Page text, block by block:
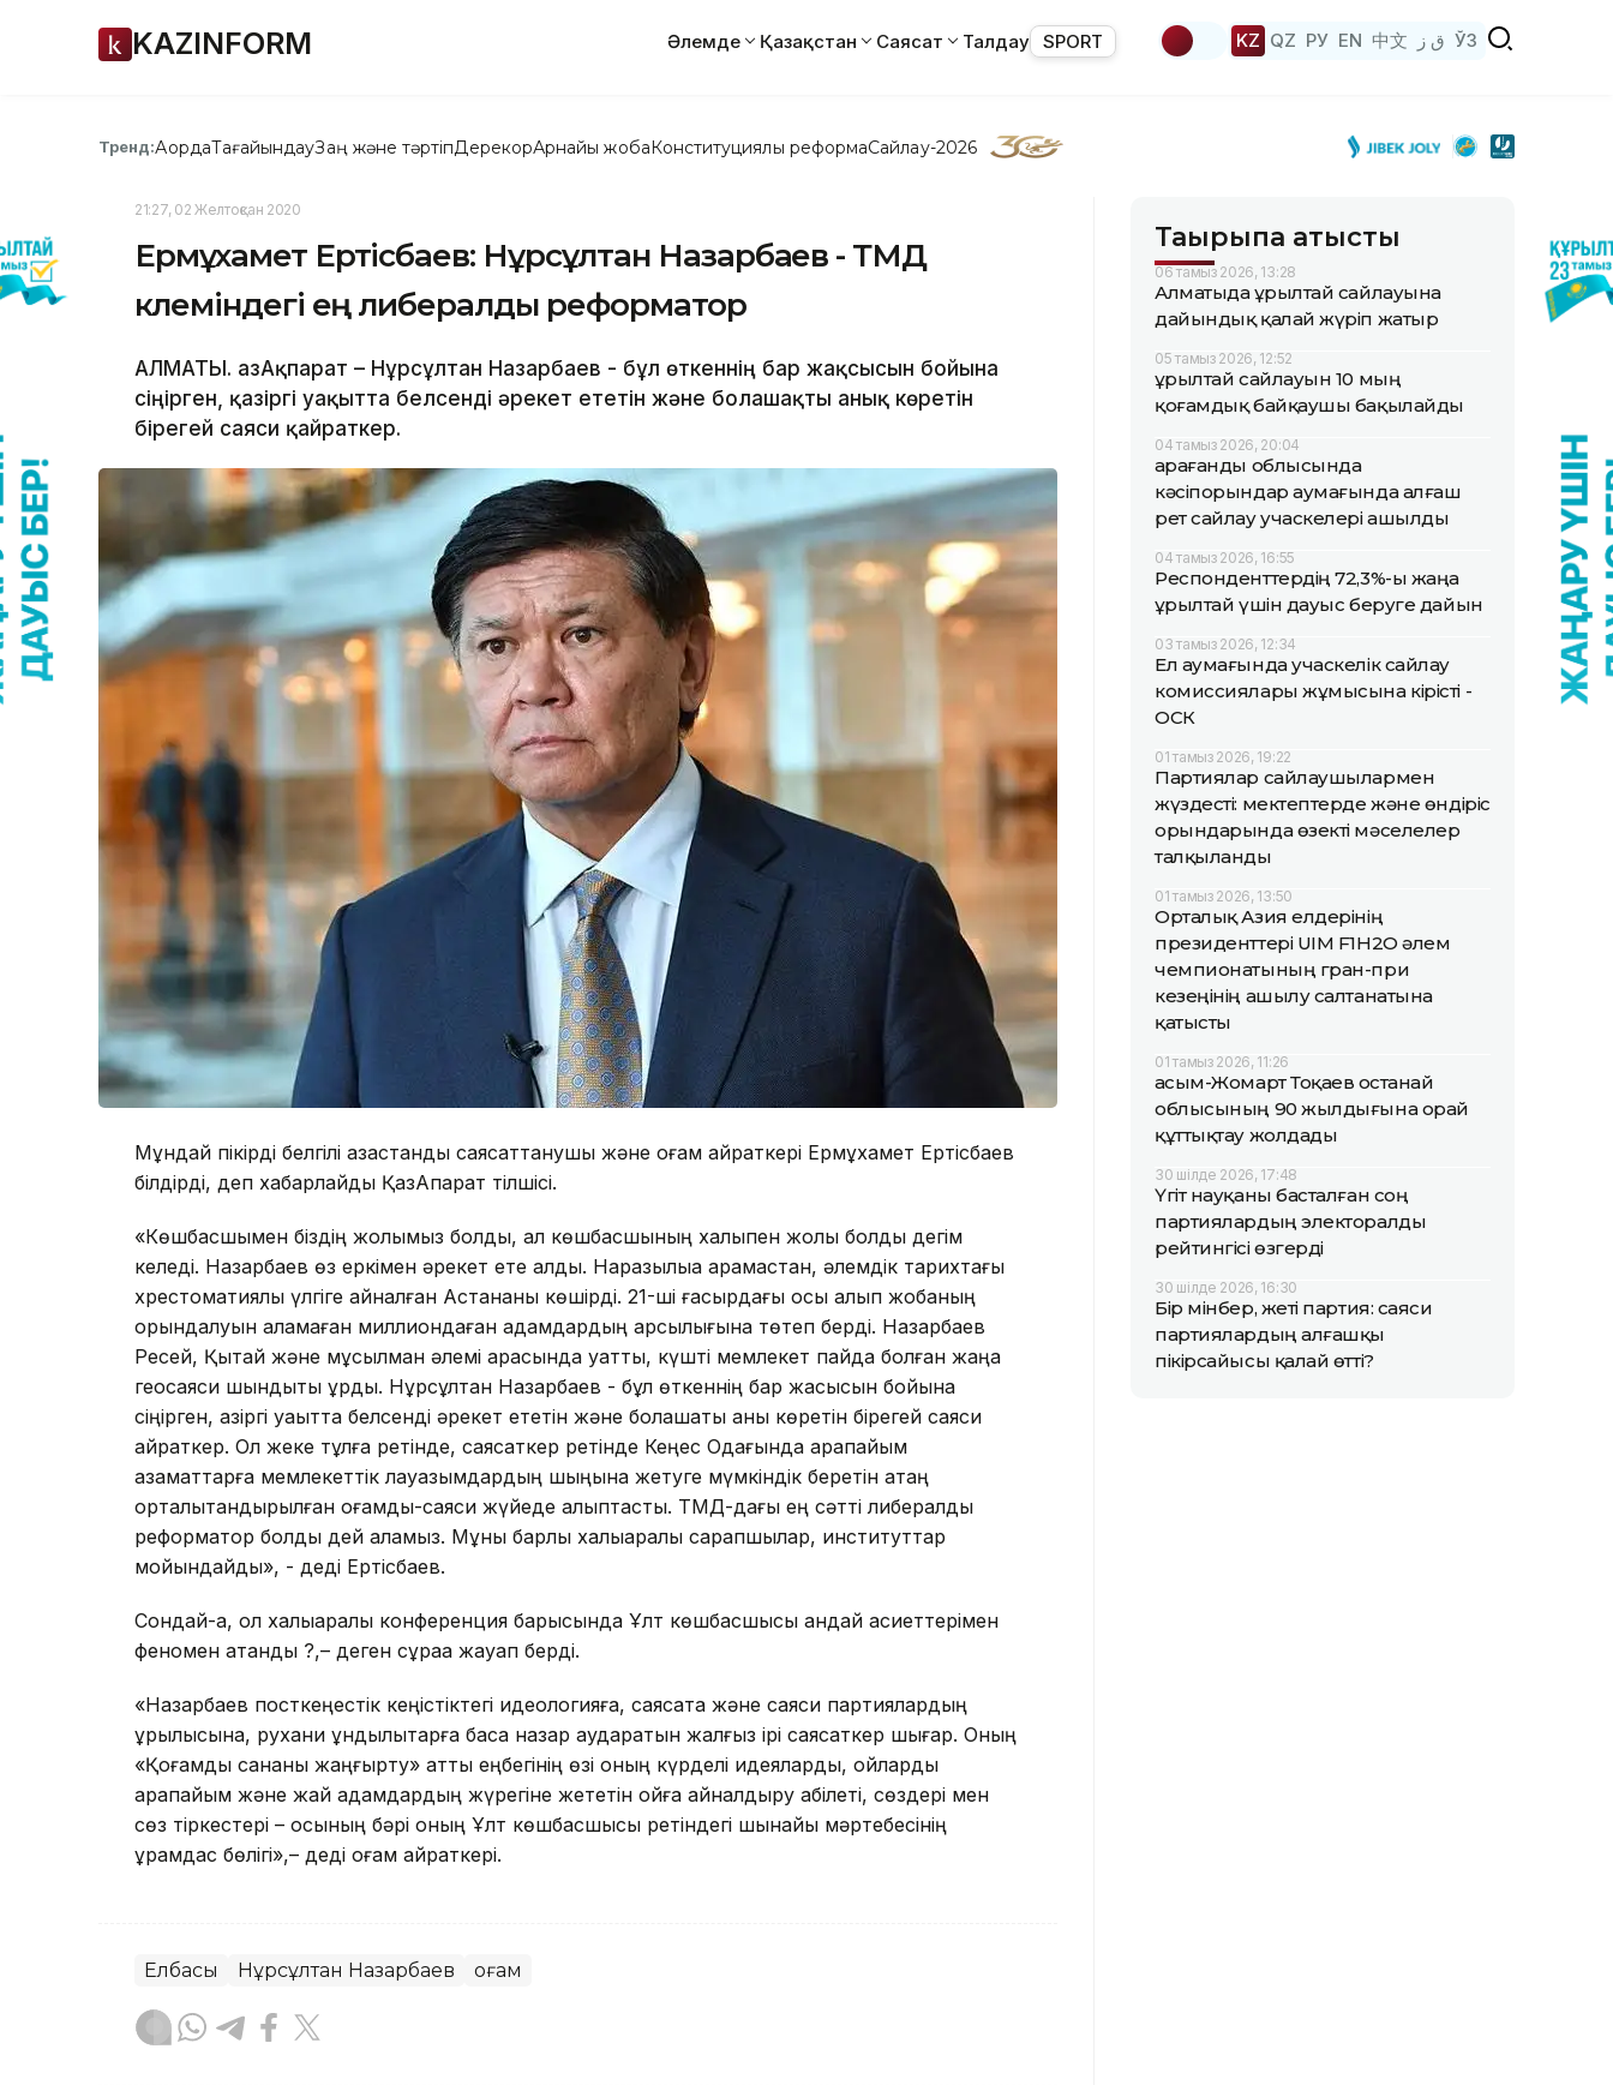
KAZINFORM Әлемде Қазақстан Саясат Талдау SPORT KZ QZ РУ EN 中文 ق ز ЎЗ
Тренд:АқордаТағайындауЗаң және тәртіпДерекқорАрнайы жобаКонституциялық реформаСайлау-2026
21:27, 02 Желтоқсан 2020
Ермұхамет Ертісбаев: Нұрсұлтан Назарбаев - ТМД
көлеміндегі ең либералды реформатор
АЛМАТЫ. ҚазАқпарат – Нұрсұлтан Назарбаев - бұл өткеннің бар жақсысын бойына
сіңірген, қазіргі уақытта белсенді әрекет ететін және болашақты анық көретін
бірегей саяси қайраткер.
Мұндай пікірді белгілі қазақстандық саясаттанушы және қоғам қайраткері Ермұхамет Ертісбаев
білдірді, деп хабарлайды ҚазАқпарат тілшісі.
«Көшбасшымен біздің жолымыз болды, ал көшбасшының халықпен жолы болды дегім
келеді. Назарбаев өз еркімен әрекет ете алды. Наразылыққа қарамастан, әлемдік тарихтағы
хрестоматиялық үлгіге айналған Астананы көшірді. 21-ші ғасырдағы осы алып жобаның
орындалуын қаламаған миллиондаған адамдардың қарсылығына төтеп берді. Назарбаев
Ресей, Қытай және мұсылман әлемі арасында қуатты, күшті мемлекет пайда болған жаңа
геосаяси шындықты құрды. Нұрсұлтан Назарбаев - бұл өткеннің бар жақсысын бойына
сіңірген, қазіргі уақытта белсенді әрекет ететін және болашақты анық көретін бірегей саяси
қайраткер. Ол жеке тұлға ретінде, саясаткер ретінде Кеңес Одағында қарапайым
азаматтарға мемлекеттік лауазымдардың шыңына жетуге мүмкіндік беретін қатаң
орталықтандырылған қоғамдық-саяси жүйеде қалыптасты. ТМД-дағы ең сәтті либералды
реформатор болды дей аламыз. Мұны барлық халықаралық сарапшылар, институттар
мойындайды», - деді Ертісбаев.
Сондай-ақ, ол халықаралық конференция барысында Ұлт көшбасшысы қандай қасиеттерімен
феномен атанды ?,– деген сұрақа жауап берді.
«Назарбаев посткеңестік кеңістіктегі идеологияға, саясатқа және саяси партиялардың
құрылысына, рухани құндылықтарға баса назар аударатын жалғыз ірі саясаткер шығар. Оның
«Қоғамдық сананы жаңғырту» атты еңбегінің өзі оның күрделі идеяларды, ойларды
қарапайым және жай адамдардың жүрегіне жететін ойға айналдыру қабілеті, сөздері мен
сөз тіркестері – осының бәрі оның Ұлт көшбасшысы ретіндегі шынайы мәртебесінің
құрамдас бөлігі»,– деді қоғам қайраткері.
Елбасы Нұрсұлтан Назарбаев Қоғам
Тақырыпқа қатысты
06 тамыз 2026, 13:28
Алматыда Құрылтай сайлауына
дайындық қалай жүріп жатыр
05 тамыз 2026, 12:52
Құрылтай сайлауын 10 мың
қоғамдық байқаушы бақылайды
04 тамыз 2026, 20:04
Қарағанды облысында
кәсіпорындар аумағында алғаш
рет сайлау учаскелері ашылды
04 тамыз 2026, 16:55
Респонденттердің 72,3%-ы жаңа
Құрылтай үшін дауыс беруге дайын
03 тамыз 2026, 12:34
Ел аумағында учаскелік сайлау
комиссиялары жұмысына кірісті -
ОСК
01 тамыз 2026, 19:22
Партиялар сайлаушылармен
жүздесті: мектептерде және өндіріс
орындарында өзекті мәселелер
талқыланды
01 тамыз 2026, 13:50
Орталық Азия елдерінің
президенттері UIM F1H2O әлем
чемпионатының гран-при
кезеңінің ашылу салтанатына
қатысты
01 тамыз 2026, 11:26
Қасым-Жомарт Тоқаев Қостанай
облысының 90 жылдығына орай
құттықтау жолдады
30 шілде 2026, 17:48
Үгіт науқаны басталған соң
партиялардың электоралды
рейтингісі өзгерді
30 шілде 2026, 16:30
Бір мінбер, жеті партия: саяси
партиялардың алғашқы
пікірсайысы қалай өтті?